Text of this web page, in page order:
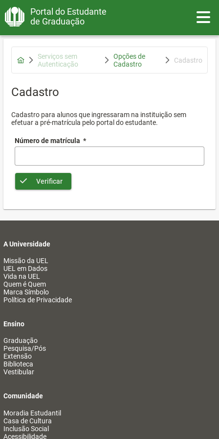
Portal do Estudante
de Graduação
Serviços sem
Autenticação
Opções de
Cadastro
Cadastro
Cadastro
Cadastro para alunos que ingressaram na instituição sem
efetuar a pré-matrícula pelo portal do estudante.
Número de matrícula *
Verificar
A Universidade
Missão da UEL
UEL em Dados
Vida na UEL
Quem é Quem
Marca Símbolo
Política de Privacidade
Ensino
Graduação
Pesquisa/Pós
Extensão
Biblioteca
Vestibular
Comunidade
Moradia Estudantil
Casa de Cultura
Inclusão Social
Acessibilidade